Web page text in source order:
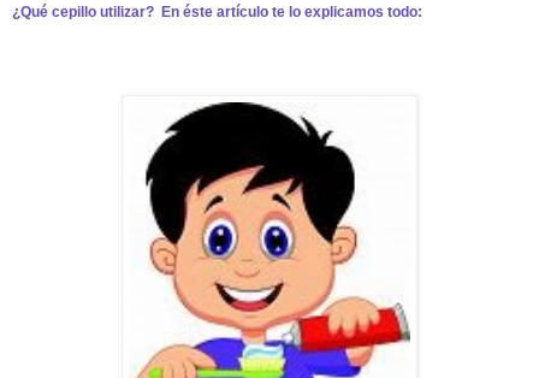
¿Qué cepillo utilizar? En éste artículo te lo explicamos todo: